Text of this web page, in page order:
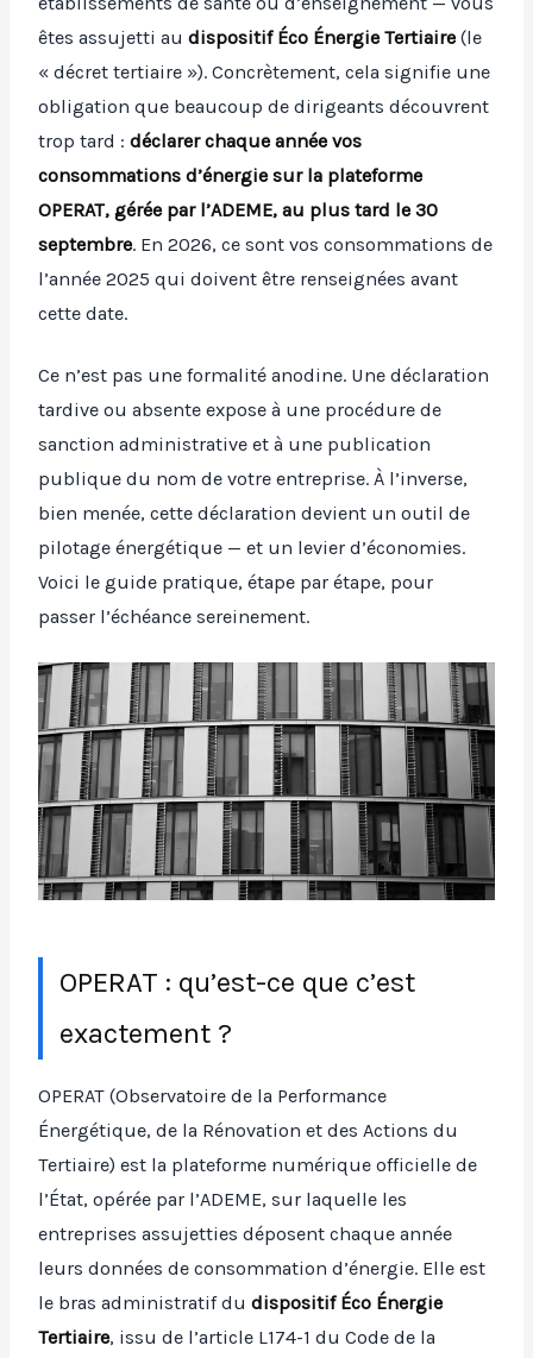
êtes assujetti audispositif Éco Énergie Tertiaire (le
« décret tertiaire »). Concrètement, cela signifie une
obligation que beaucoup de dirigeants découvrent
trop tard :déclarer chaque année vos
consommations d’énergie sur la plateforme
OPERAT, gérée par l’ADEME, au plus tard le 30
septembre. En 2026, ce sont vos consommations de
l’année 2025 qui doivent être renseignées avant
cette date.
Ce n’est pas une formalité anodine. Une déclaration
tardive ou absente expose à une procédure de
sanction administrative et à une publication
publique du nom de votre entreprise. À l’inverse,
bien menée, cette déclaration devient un outil de
pilotage énergétique — et un levier d’économies.
Voici le guide pratique, étape par étape, pour
passer l’échéance sereinement.
OPERAT : qu’est-ce que c’est
exactement ?
OPERAT (Observatoire de la Performance
Énergétique, de la Rénovation et des Actions du
Tertiaire) est la plateforme numérique officielle de
l’État, opérée par l’ADEME, sur laquelle les
entreprises assujetties déposent chaque année
leurs données de consommation d’énergie. Elle est
le bras administratif dudispositif Éco Énergie
Tertiaire, issu de l’article L174-1 du Code de la